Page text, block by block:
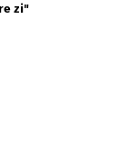
zi"